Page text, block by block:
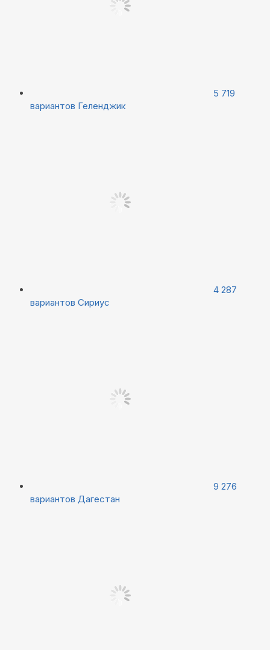
5 719
вариантов Геленджик
4 287
вариантов Сириус
9 276
вариантов Дагестан